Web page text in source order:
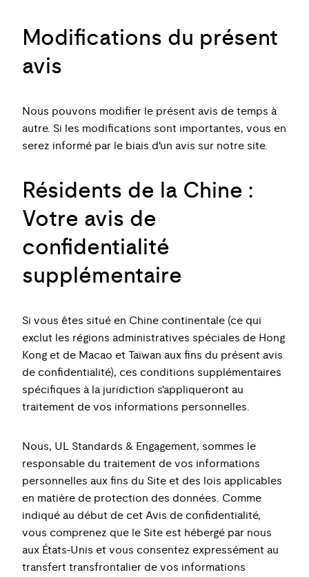
Modifications du présent
avis
Nous pouvons modifier le présent avis de temps à
autre. Si les modifications sont importantes, vous en
serez informé par le biais d'un avis sur notre site.
Résidents de la Chine :
Votre avis de
confidentialité
supplémentaire
Si vous êtes situé en Chine continentale (ce qui
exclut les régions administratives spéciales de Hong
Kong et de Macao et Taïwan aux fins du présent avis
de confidentialité), ces conditions supplémentaires
spécifiques à la juridiction s'appliqueront au
traitement de vos informations personnelles.
Nous, UL Standards & Engagement, sommes le
responsable du traitement de vos informations
personnelles aux fins du Site et des lois applicables
en matière de protection des données. Comme
indiqué au début de cet Avis de confidentialité,
vous comprenez que le Site est hébergé par nous
aux États-Unis et vous consentez expressément au
transfert transfrontalier de vos informations